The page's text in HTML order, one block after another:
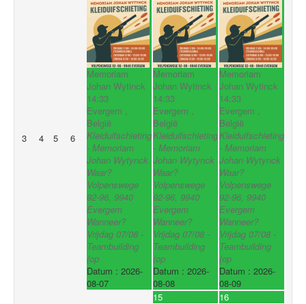
3 4 5 6
Memoriam
Johan Wytinck
14:33
Evergem ,
België
Kleiduifschieting
- Memoriam
Johan Wytynck
Waar?
Volpenswege
92-96, 9940
Evergem
Wanneer?
Vrijdag 07/08 -
Teambuilding
(op
Datum : 2026-
08-07
Memoriam
Johan Wytinck
14:33
Evergem ,
België
Kleiduifschieting
- Memoriam
Johan Wytynck
Waar?
Volpenswege
92-96, 9940
Evergem
Wanneer?
Vrijdag 07/08 -
Teambuilding
(op
Datum : 2026-
08-08
Memoriam
Johan Wytinck
14:33
Evergem ,
België
Kleiduifschieting
- Memoriam
Johan Wytynck
Waar?
Volpenswege
92-96, 9940
Evergem
Wanneer?
Vrijdag 07/08 -
Teambuilding
(op
Datum : 2026-
08-09
15 16